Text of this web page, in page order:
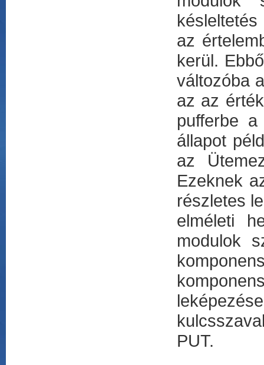
az
kerül.
változóba
az az
pufferbe
állapot
az
Ezeknek
részletes
elméleti
modulok
PUT.